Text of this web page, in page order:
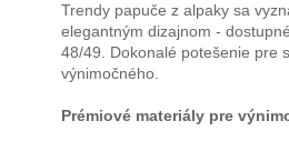
Trendy papuče z alpaky sa
elegantným dizajnom -
48/49. Dokonalé potešenie pre
výnimočného.
Prémiové materiály pre